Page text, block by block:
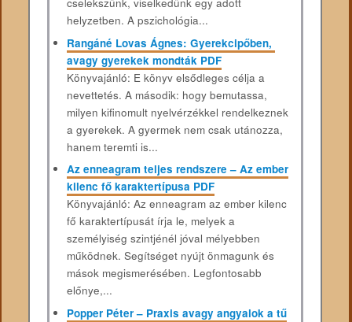
helyzetben. A pszichológia...
Rangáné Lovas Ágnes: Gyerekcipőben, ​
avagy gyerekek mondták PDF
Könyvajánló: E ​könyv elsődleges célja a
nevettetés. A második: hogy bemutassa,
milyen kifinomult nyelvérzékkel rendelkeznek
a gyerekek. A gyermek nem csak utánozza,
hanem teremti is...
Az enneagram teljes rendszere – Az ember
kilenc fő karaktertípusa PDF
Könyvajánló: Az enneagram az ember kilenc
fő karaktertípusát írja le, melyek a
személyiség szintjénél jóval mélyebben
működnek. Segítséget nyújt önmagunk és
mások megismerésében. Legfontosabb
előnye,...
Popper Péter – Praxis avagy angyalok a tű